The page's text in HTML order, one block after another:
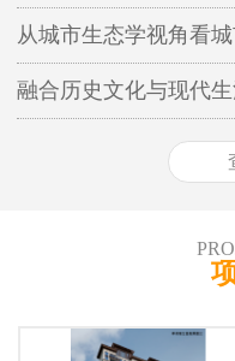
从城市生态学视角看
融合历史文化与现代